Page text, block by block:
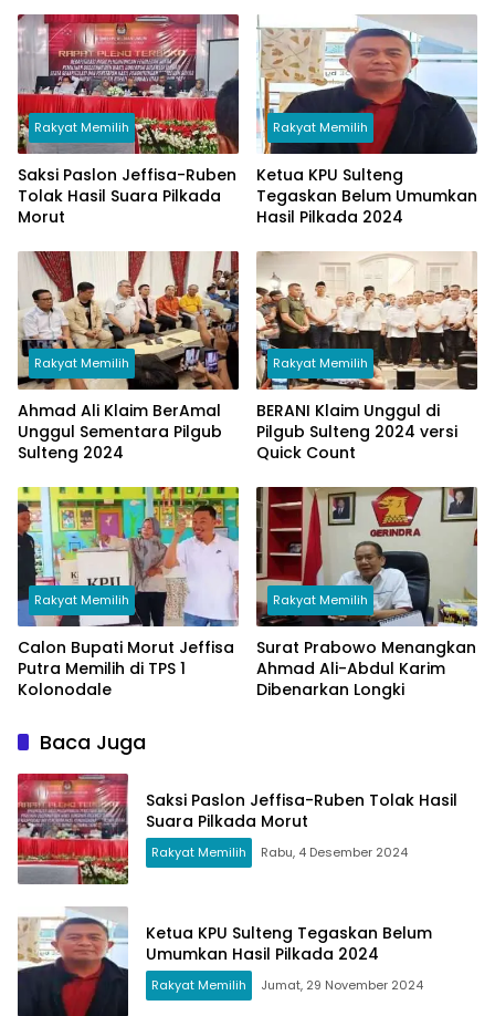
Rakyat Memilih
Saksi Paslon Jeffisa-Ruben
Tolak Hasil Suara Pilkada
Morut
Rakyat Memilih
Ketua KPU Sulteng
Tegaskan Belum Umumkan
Hasil Pilkada 2024
Rakyat Memilih
Ahmad Ali Klaim BerAmal
Unggul Sementara Pilgub
Sulteng 2024
Rakyat Memilih
BERANI Klaim Unggul di
Pilgub Sulteng 2024 versi
Quick Count
Rakyat Memilih
Calon Bupati Morut Jeffisa
Putra Memilih di TPS 1
Kolonodale
Rakyat Memilih
Surat Prabowo Menangkan
Ahmad Ali-Abdul Karim
Dibenarkan Longki
Baca Juga
Saksi Paslon Jeffisa-Ruben Tolak Hasil
Suara Pilkada Morut
Rakyat Memilih Rabu, 4 Desember 2024
Ketua KPU Sulteng Tegaskan Belum
Umumkan Hasil Pilkada 2024
Rakyat Memilih Jumat, 29 November 2024